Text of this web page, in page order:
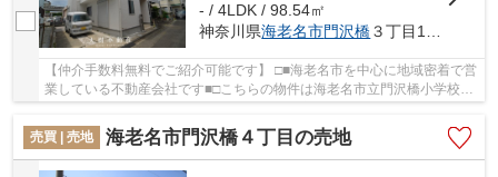
- / 4LDK / 98.54㎡
神奈川県海老名市門沢橋３丁目18-41
【仲介手数料無料でご紹介可能です】 □■海老名市を中心に地域密着で営
業している不動産会社です■□こちらの物件は海老名市立門沢橋小学校が
売買 | 売地
海老名市門沢橋４丁目の売地